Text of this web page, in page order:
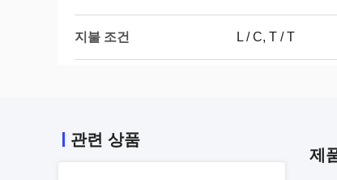
지불 조건 L / C, T / T
관련 상품
제